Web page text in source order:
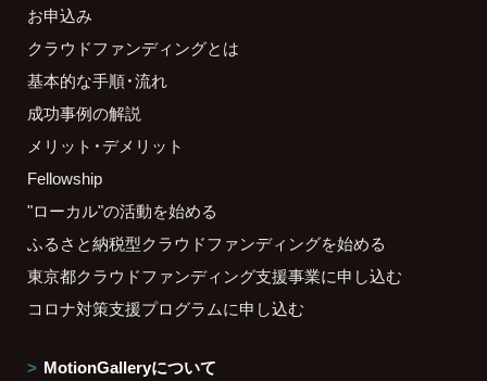
お申込み
クラウドファンディングとは
基本的な手順・流れ
成功事例の解説
メリット・デメリット
Fellowship
"ローカル"の活動を始める
ふるさと納税型クラウドファンディングを始める
東京都クラウドファンディング支援事業に申し込む
コロナ対策支援プログラムに申し込む
MotionGalleryについて